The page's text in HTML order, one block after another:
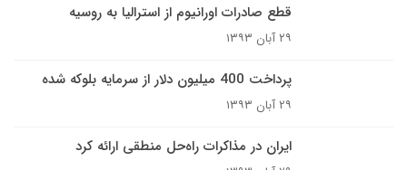
قطع صادرات اورانیوم از استرالیا به روسیه
۲۹ آبان ۱۳۹۳
پرداخت 400 میلیون دلار از سرمایه بلوکه شده
۲۹ آبان ۱۳۹۳
ایران در مذاکرات راه‌حل‌ منطقی ارائه کرد